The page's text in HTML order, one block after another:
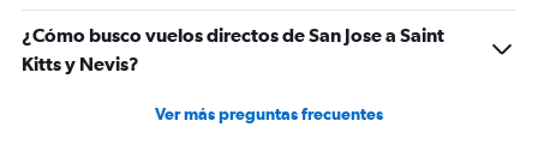
¿Cómo busco vuelos directos de San Jose a Saint
Kitts y Nevis?
Ver más preguntas frecuentes